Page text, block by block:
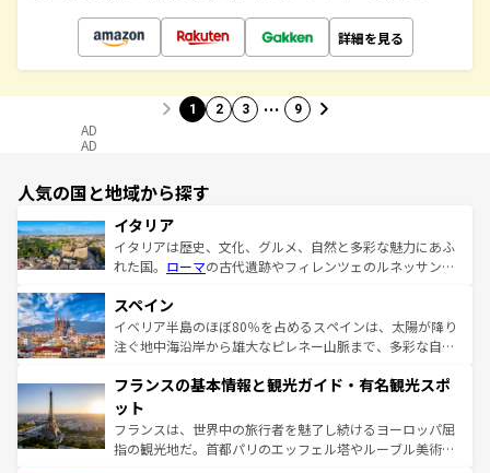
詳細を見る
1 2 3 … 9
AD
AD
人気の国と地域から探す
イタリア
イタリアは歴史、文化、グルメ、自然と多彩な魅力にあふ
れた国。 ローマの古代遺跡やフィレンツェのルネッサンス
ろん、トスカーナの美しい田園風景やアマルフィ海岸の絶
景など、自然景観も見逃せない。観光の合間には、本場の
ピザやパスタなど、絶品のイタリア料理を堪能することも
ませてくれるイタリアで、忘れられない旅をしてみよう！
なお、新着のイタリア情報は
しい。
スペイン
イベリア半島のほぼ80％を占めるスペインは、太陽が降り
注ぐ地中海沿岸から雄大なピレネー山脈まで、多彩な自然
文化が根付くこの国では、情熱的なフラメンコ、熱気あふ
れる闘牛、そして美味しいタパスが生活の一部となってい
る。首都マドリードの洗練された雰囲気や、バルセロナの
アートに溢れた街角から、地方では古代ローマ遺跡や中世
フランスの基本情報と観光ガイド・有名観光スポ
ット
フランスは、世界中の旅行者を魅了し続けるヨーロッパ屈
指の観光地だ。首都パリのエッフェル塔やルーブル美術館